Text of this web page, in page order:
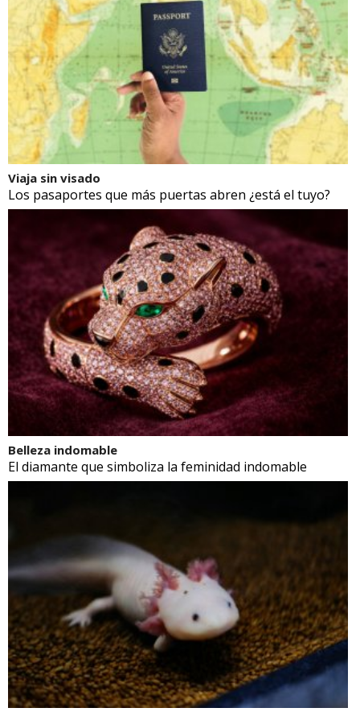
Viaja sin visado
Los pasaportes que más puertas abren ¿está el tuyo?
Belleza indomable
El diamante que simboliza la feminidad indomable